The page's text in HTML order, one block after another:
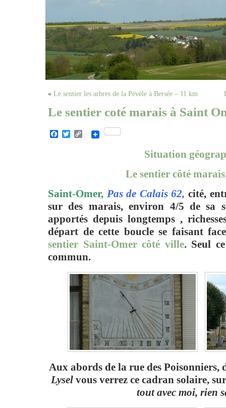
« Le sentier les arbres de la Pévèle à Bersée – 11 km
Le sentier coté marais à Saint
Facebook
TwitterCopy
Situation
Le sentier côté
Saint-Omer, Pas de Calais 62, cité,
sur des marais, environ 4/5 de sa
apportés depuis longtemps ,
départ de cette boucle se faisant
sentier Saint-Omer côté ville. Seul
commun.
Aux abords de la rue des
Lysel vous verrez ce cadran solaire,
tout avec moi, rien